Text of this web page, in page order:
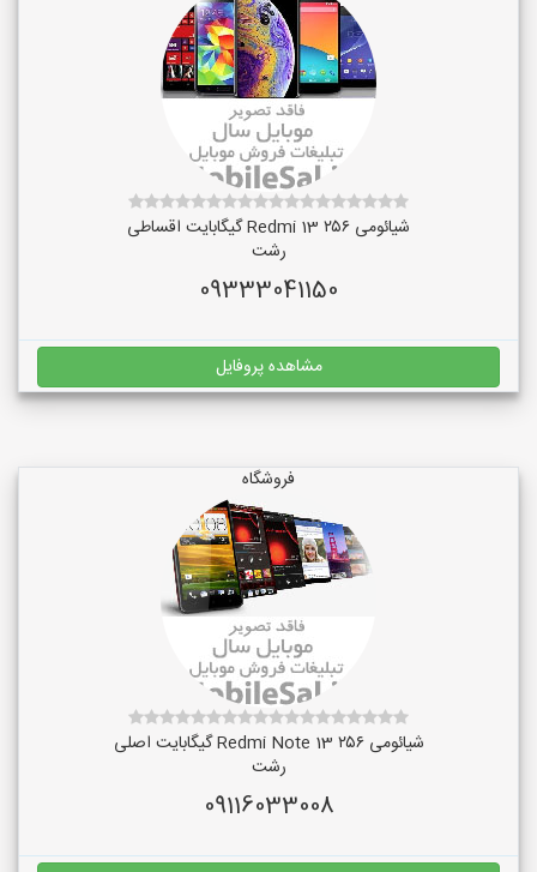
شیائومی Redmi 13 ۲۵۶ گیگابایت اقساطی
رشت
09333041150
مشاهده پروفایل
فروشگاه
شیائومی Redmi Note 13 ۲۵۶ گیگابایت اصلی
رشت
09116033008